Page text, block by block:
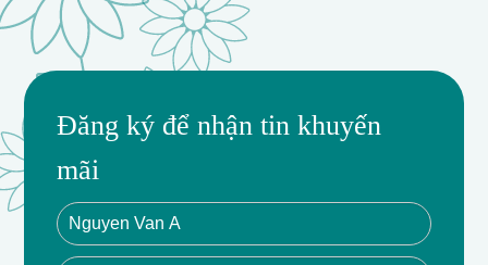
Đăng ký để nhận tin khuyến
mãi